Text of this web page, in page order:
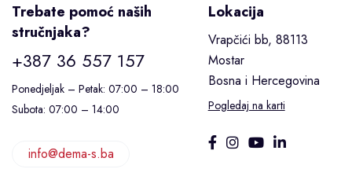
Trebate pomoć naših
stručnjaka?
+387 36 557 157
Ponedjeljak – Petak: 07:00 – 18:00
Subota: 07:00 – 14:00
info@dema-s.ba
Lokacija
Vrapčići bb, 88113
Mostar
Bosna i Hercegovina
Pogledaj na karti